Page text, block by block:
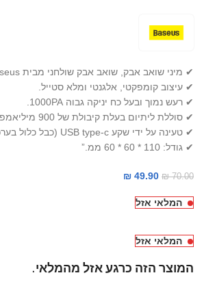
✔ מיני שואב אבק, שואב אבק שולחני מבית baseus דגם C2.
✔ עיצוב קומפקטי, אלגנטי ומלא סטייל.
✔ רעש נמוך ובעל כח יניקה גבוה 1000PA.
✔ סוללת ליתיום בעלת קיבולת של 900 מיליאמפר.
✔ טעינה על ידי שקע USB type-c (כבל כלול בערכה).
✔ גודל: 110 * 60 * 60 ממ.”
₪70.00
₪ 49.90
המלאי אזל
המלאי אזל
המוצר הזה כרגע אזל מהמלאי.